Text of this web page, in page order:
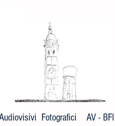
Fotografici AV - BFI